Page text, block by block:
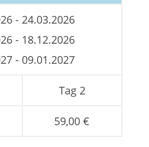
- 24.03.2026
- 18.12.2026
- 09.01.2027
Tag 2
59,00 €